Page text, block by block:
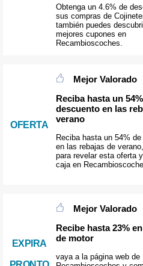
Obtenga un 4.6% de
sus compras de
también puedes
mejores cupones en
Recambioscoches.
OFERTA
Mejor Valorado
Reciba hasta un
descuento en las
verano
Reciba hasta un 54%
en las rebajas de
para revelar esta oferta
caja en
EXPIRA
Mejor Valorado
Recibe hasta 23%
de motor
vaya a la página web de